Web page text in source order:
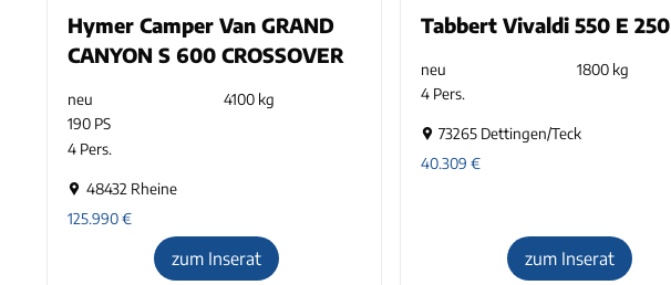
Hymer Camper Van GRAND
CANYON S 600 CROSSOVER
neu
4100 kg
190 PS
4 Pers.
48432 Rheine
125.990€
zum Inserat
Tabbert Vivaldi 550 E 250
neu
1800 kg
4 Pers.
73265 Dettingen/Teck
40.309 €
zum Inserat